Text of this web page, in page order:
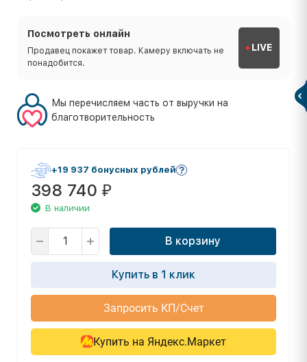
Посмотреть онлайн
Продавец покажет товар. Камеру включать не
понадобится.
LIVE
Мы перечисляем часть от выручки на
благотворительность
+19 937 бонусных рублей
398 740 ₽
В наличии
В корзину
Купить в 1 клик
Запросить КП/Счет
Купить на Яндекс.Маркет